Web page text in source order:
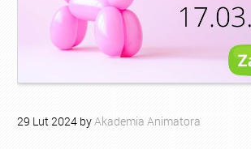
29 Lut2024 byAkademia Animatora